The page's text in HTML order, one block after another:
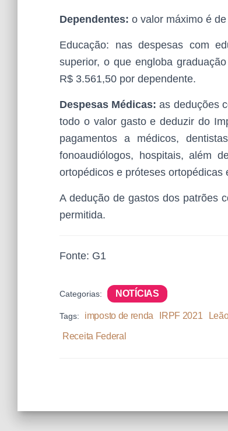
Dependentes: o valor máximo é
Educação: nas despesas com
superior, o que engloba
R$ 3.561,50 por dependente.
Despesas Médicas: as deduções
todo o valor gasto e deduzir do
pagamentos a médicos,
fonoaudiólogos, hospitais, além
ortopédicos e próteses ortopédicas
A dedução de gastos dos patrões
permitida.
Fonte: G1
Categorias: NOTÍCIAS
Tags: imposto de renda IRPF 2021
Receita Federal